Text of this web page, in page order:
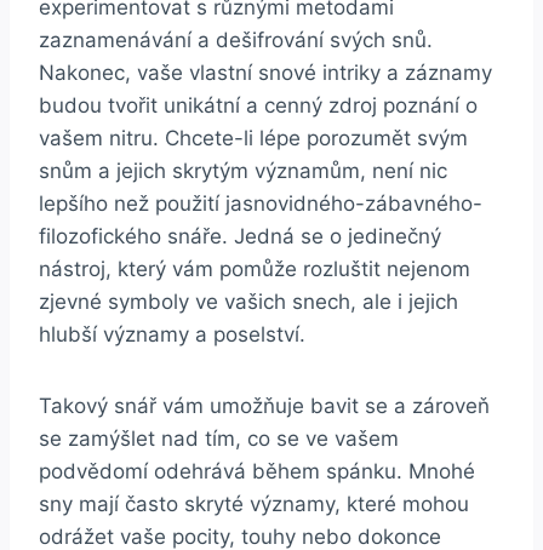
⁣experimentovat s ​různými ​metodami​
zaznamenávání a dešifrování svých⁣ snů.
⁤Nakonec, vaše vlastní ​snové intriky a ‍záznamy
budou ​tvořit ⁢unikátní⁣ a cenný zdroj poznání o
vašem nitru. Chcete-li lépe porozumět svým⁤
snům a⁣ jejich skrytým ⁢významům, není nic
lepšího než použití jasnovidného-zábavného-
filozofického snáře.⁢ Jedná se o jedinečný
nástroj, ‌který ⁢vám pomůže rozluštit nejenom
zjevné symboly‌ ve vašich snech, ale i jejich
hlubší významy a poselství.
Takový snář vám umožňuje bavit se a zároveň
se ‌zamýšlet nad tím, co se ve vašem
podvědomí⁢ odehrává během spánku. Mnohé
sny mají často skryté významy, které mohou
odrážet vaše pocity, touhy nebo dokonce